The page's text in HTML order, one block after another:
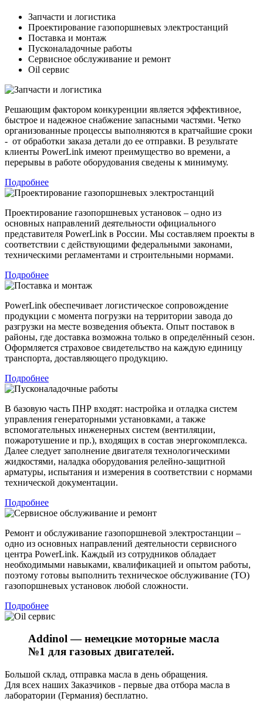
Запчасти и логистика
Проектирование газопоршневых электростанций
Поставка и монтаж
Пусконаладочные работы
Сервисное обслуживание и ремонт
Oil сервис
Решающим фактором конкуренции является эффективное,
быстрое и надежное снабжение запасными частями. Четко
организованные процессы выполняются в кратчайшие сроки
- от обработки заказа детали до ее отправки. В результате
клиенты PowerLink имеют преимущество во времени, а
перерывы в работе оборудования сведены к минимуму.
Подробнее
Проектирование газопоршневых установок – одно из
основных направлений деятельности официального
представителя PowerLink в России. Мы составляем проекты в
соответствии с действующими федеральными законами,
техническими регламентами и строительными нормами.
Подробнее
PowerLink обеспечивает логистическое сопровождение
продукции с момента погрузки на территории завода до
разгрузки на месте возведения объекта. Опыт поставок в
районы, где доставка возможна только в определённый сезон.
Оформляется страховое свидетельство на каждую единицу
транспорта, доставляющего продукцию.
Подробнее
В базовую часть ПНР входят: настройка и отладка систем
управления генераторными установками, а также
вспомогательных инженерных систем (вентиляции,
пожаротушение и пр.), входящих в состав энергокомплекса.
Далее следует заполнение двигателя технологическими
жидкостями, наладка оборудования релейно-защитной
арматуры, испытания и измерения в соответствии с нормами
технической документации.
Подробнее
Ремонт и обслуживание газопоршневой электростанции –
одно из основных направлений деятельности сервисного
центра PowerLink. Каждый из сотрудников обладает
необходимыми навыками, квалификацией и опытом работы,
поэтому готовы выполнить техническое обслуживание (ТО)
газопоршневых установок любой сложности.
Подробнее
Addinol — немецкие моторные масла
№1 для газовых двигателей.
Большой склад, отправка масла в день обращения.
Для всех наших Заказчиков - первые два отбора масла в
лаборатории (Германия) бесплатно.